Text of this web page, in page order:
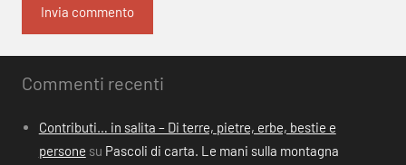
Commenti recenti
Contributi… in salita – Di terre, pietre, erbe, bestie e
persone su Pascoli di carta. Le mani sulla montagna